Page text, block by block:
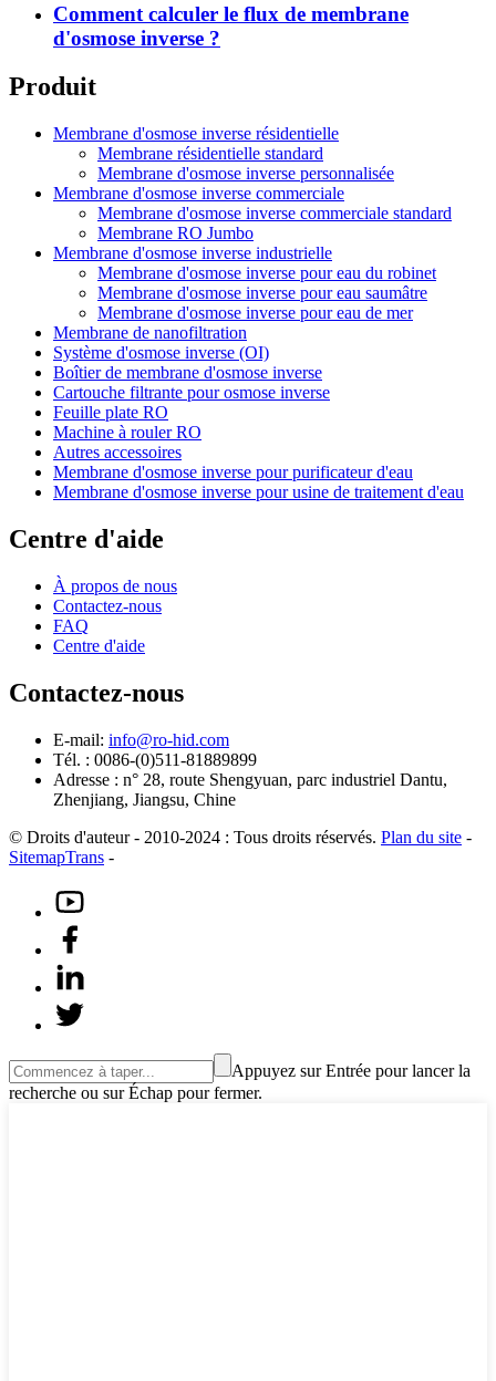
Comment calculer le flux de membrane
d'osmose inverse ?
Produit
Membrane d'osmose inverse résidentielle
Membrane résidentielle standard
Membrane d'osmose inverse personnalisée
Membrane d'osmose inverse commerciale
Membrane d'osmose inverse commerciale standard
Membrane RO Jumbo
Membrane d'osmose inverse industrielle
Membrane d'osmose inverse pour eau du robinet
Membrane d'osmose inverse pour eau saumâtre
Membrane d'osmose inverse pour eau de mer
Membrane de nanofiltration
Système d'osmose inverse (OI)
Boîtier de membrane d'osmose inverse
Cartouche filtrante pour osmose inverse
Feuille plate RO
Machine à rouler RO
Autres accessoires
Membrane d'osmose inverse pour purificateur d'eau
Membrane d'osmose inverse pour usine de traitement d'eau
Centre d'aide
À propos de nous
Contactez-nous
FAQ
Centre d'aide
Contactez-nous
E-mail: info@ro-hid.com
Tél. : 0086-(0)511-81889899
Adresse : n° 28, route Shengyuan, parc industriel Dantu,
Zhenjiang, Jiangsu, Chine
© Droits d'auteur - 2010-2024 : Tous droits réservés. Plan du site -
SitemapTrans -
Appuyez sur Entrée pour lancer la
recherche ou sur Échap pour fermer.